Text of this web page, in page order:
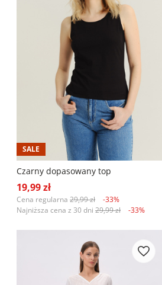
SALE
Czarny dopasowany top
19,99 zł
Cena regularna 29,99 zł
-33%
Najniższa cena z 30 dni 29,99 zł -33%